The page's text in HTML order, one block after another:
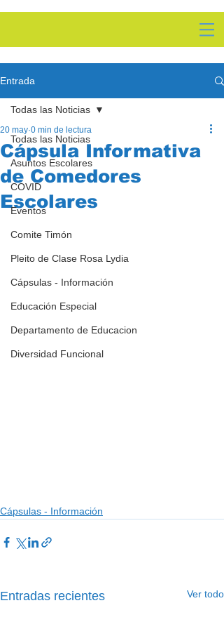
Entrada
Todas las Noticias
Asuntos Escolares
COVID
Eventos
Comite Timón
Pleito de Clase Rosa Lydia
Cápsulas - Información
Educación Especial
Departamento de Educacion
Diversidad Funcional
Todas las Noticias
Cápsula Informativa
de Comedores
Escolares
20 may 0 min de lectura
Cápsulas - Información
Entradas recientes Ver todo